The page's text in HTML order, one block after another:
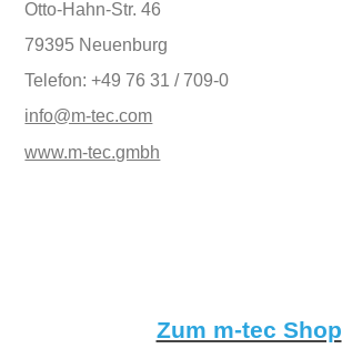
Otto-Hahn-Str. 46
79395 Neuenburg
Telefon: +49 76 31 / 709-0
info@m-tec.com
www.m-tec.gmbh
Zum m-tec Shop